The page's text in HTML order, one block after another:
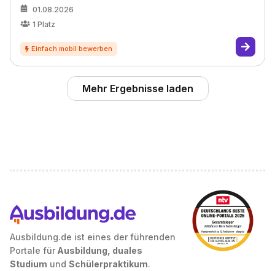
01.08.2026
1 Platz
Mehr Ergebnisse laden
Ausbildung.de ist eines der führenden
Portale für Ausbildung, duales
Studium und Schülerpraktikum.